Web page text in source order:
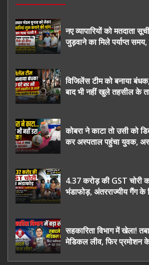
नए व्यापारियों को मतदाता
जुड़वाने का मिले पर्याप्त समय,
विजिलेंस टीम को बनाया
बाद भी नहीं खुले तहसील के
कोबरा ने काटा तो उसी को
कर अस्पताल पहुंचा युवक,
4.37 करोड़ की GST चोरी
भंडाफोड़, अंतरराज्यीय गैंग के
सहकारिता विभाग में खेला!
मेडिकल लीव, फिर प्रमोशन